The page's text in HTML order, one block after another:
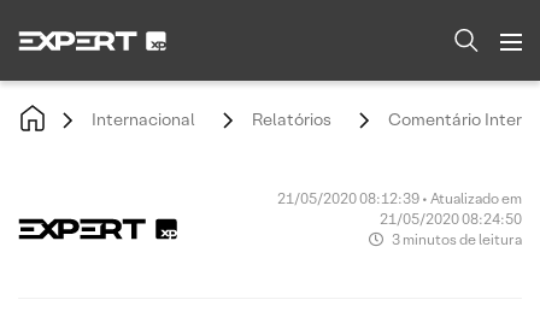
Internacional Relatórios Comentário
21/05/2020 08:12:39 • Atualizado em
21/05/2020 08:24:50
3 minutos de leitura